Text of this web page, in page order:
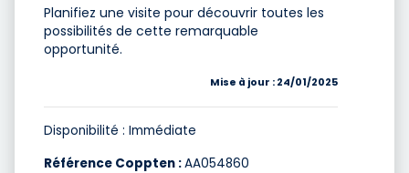
Planifiez une visite pour découvrir toutes les
possibilités de cette remarquable
opportunité.
Mise à jour : 24/01/2025
Disponibilité : Immédiate
Référence Coppten :AA054860